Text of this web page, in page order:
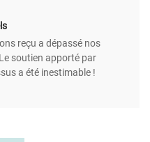
reçu a dépassé nos
soutien apporté par
a été inestimable !